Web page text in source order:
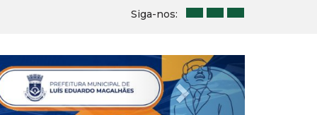
Siga-nos:
Next